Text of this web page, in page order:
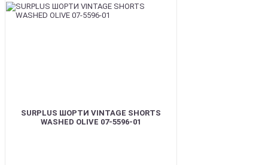
SURPLUS ШОРТИ VINTAGE SHORTS
WASHED OLIVE 07-5596-01